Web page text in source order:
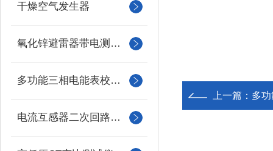
干燥空气发生器
氧化锌避雷器带电测试仪（氧化锌避雷器测试仪）
多功能三相电能表校验仪
电流互感器二次回路负载测试仪
上一篇： 多